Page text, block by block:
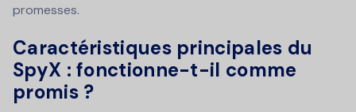
promesses.
Caractéristiques principales du
SpyX : fonctionne-t-il comme
promis ?